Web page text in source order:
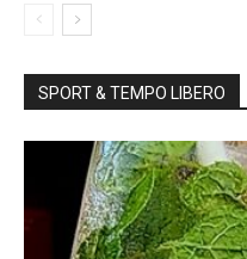
SPORT & TEMPO LIBERO